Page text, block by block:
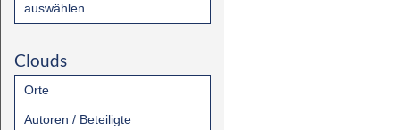
auswählen
Clouds
Orte
Autoren / Beteiligte